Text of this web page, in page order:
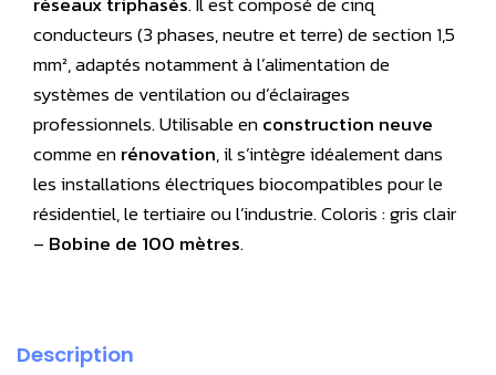
conducteurs (3 phases, neutre et terre) de section 1,5
mm², adaptés notamment à l’alimentation de
systèmes de ventilation ou d’éclairages
professionnels. Utilisable enconstruction neuve
comme enrénovation, il s’intègre idéalement dans
les installations électriques biocompatibles pour le
résidentiel, le tertiaire ou l’industrie. Coloris : gris clair
– Bobine de 100 mètres.
Description